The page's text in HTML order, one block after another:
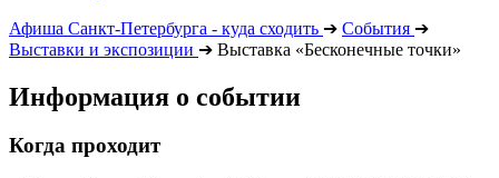
Афиша Санкт-Петербурга - куда сходить ➔ События ➔
Выставки и экспозиции ➔ Выставка «Бесконечные точки»
Информация о событии
Когда проходит